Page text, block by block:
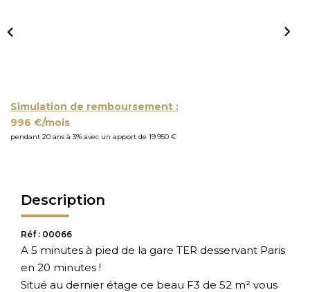
Simulation de remboursement :
996 €/mois
pendant 20 ans à 3% avec un apport de 19 950 €
Description
Réf : 00066
A 5 minutes à pied de la gare TER desservant Paris
en 20 minutes !
Situé au dernier étage ce beau F3 de 52 m² vous